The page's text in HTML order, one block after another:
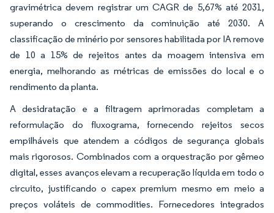
gravimétrica devem registrar um CAGR de 5,67% até 2031,
superando o crescimento da cominuição até 2030. A
classificação de minério por sensores habilitada por IA remove
de 10 a 15% de rejeitos antes da moagem intensiva em
energia, melhorando as métricas de emissões do local e o
rendimento da planta.
A desidratação e a filtragem aprimoradas completam a
reformulação do fluxograma, fornecendo rejeitos secos
empilháveis que atendem a códigos de segurança globais
mais rigorosos. Combinados com a orquestração por gêmeo
digital, esses avanços elevam a recuperação líquida em todo o
circuito, justificando o capex premium mesmo em meio a
preços voláteis de commodities. Fornecedores integrados